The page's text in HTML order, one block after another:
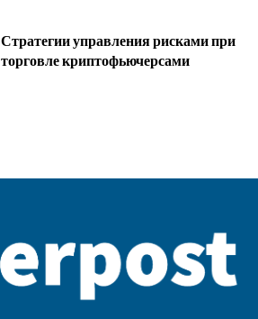
Стратегии управления рисками при
торговле криптофьючерсами